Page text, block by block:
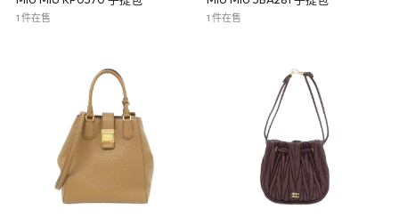
1 件在售 1 件在售